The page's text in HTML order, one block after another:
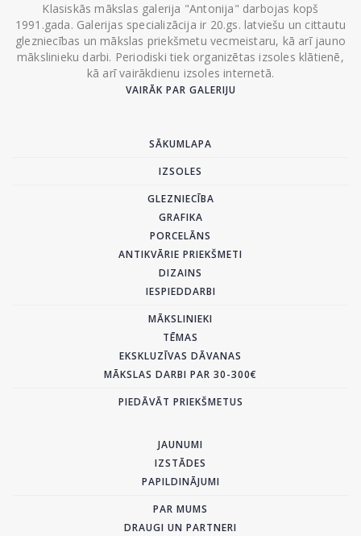
Klasiskās mākslas galerija "Antonija" darbojas kopš
1991.gada. Galerijas specializācija ir 20.gs. latviešu un cittautu
glezniecības un mākslas priekšmetu vecmeistaru, kā arī jauno
mākslinieku darbi. Periodiski tiek organizētas izsoles klātienē,
kā arī vairākdienu izsoles internetā.
VAIRĀK PAR GALERIJU
SĀKUMLAPA
IZSOLES
GLEZNIECĪBA
GRAFIKA
PORCELĀNS
ANTIKVĀRIE PRIEKŠMETI
DIZAINS
IESPIEDDARBI
MĀKSLINIEKI
TĒMAS
EKSKLUZĪVAS DĀVANAS
MĀKSLAS DARBI PAR 30-300€
PIEDĀVĀT PRIEKŠMETUS
JAUNUMI
IZSTĀDES
PAPILDINĀJUMI
PAR MUMS
DRAUGI UN PARTNERI